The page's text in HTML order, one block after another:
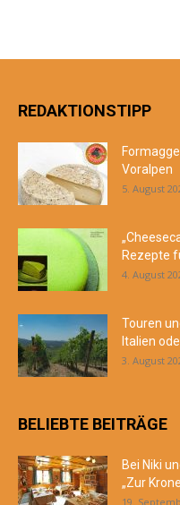
REDAKTIONSTIPP
Voralpen
5. August
Rezepte
4. August
Touren
Italien
3. August
BELIEBTE BEITRÄGE
Bei Niki
„Zur
19.